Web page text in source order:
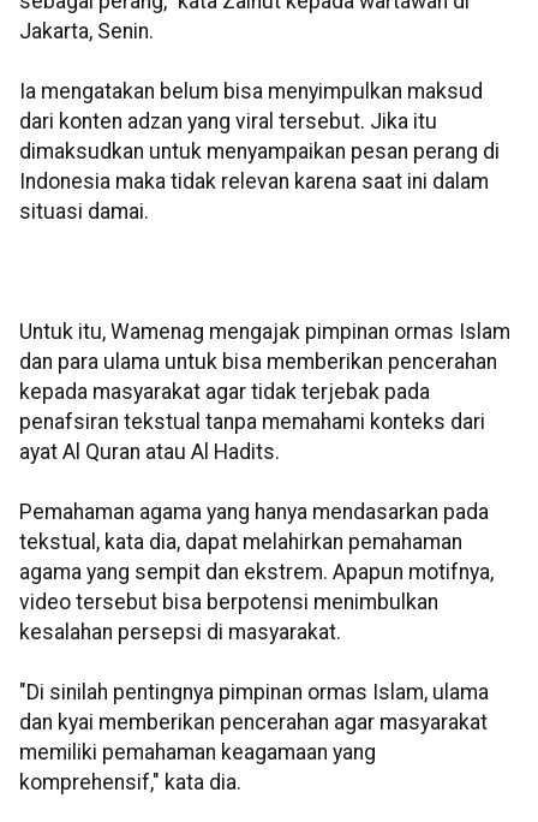
Jakarta, Senin.
Ia mengatakan belum bisa menyimpulkan maksud
dari konten adzan yang viral tersebut. Jika itu
dimaksudkan untuk menyampaikan pesan perang di
Indonesia maka tidak relevan karena saat ini dalam
situasi damai.
Untuk itu, Wamenag mengajak pimpinan ormas Islam
dan para ulama untuk bisa memberikan pencerahan
kepada masyarakat agar tidak terjebak pada
penafsiran tekstual tanpa memahami konteks dari
ayat Al Quran atau Al Hadits.
Pemahaman agama yang hanya mendasarkan pada
tekstual, kata dia, dapat melahirkan pemahaman
agama yang sempit dan ekstrem. Apapun motifnya,
video tersebut bisa berpotensi menimbulkan
kesalahan persepsi di masyarakat.
"Di sinilah pentingnya pimpinan ormas Islam, ulama
dan kyai memberikan pencerahan agar masyarakat
memiliki pemahaman keagamaan yang
komprehensif," kata dia.